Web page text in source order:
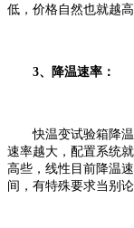
低，价格自然也就越高
3、降温速率：
快温变试验箱降温
速率越大，配置系统
高些，线性目前降温
间，有特殊要求当别